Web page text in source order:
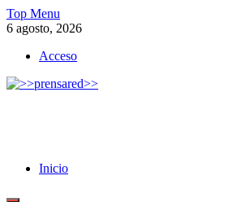
Skip
to
Top Menu
6 agosto, 2026
Acceso
Inicio